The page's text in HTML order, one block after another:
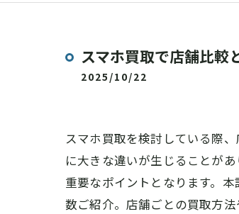
スマホ買取で店舗比較
2025/10/22
スマホ買取を検討している際
に大きな違いが生じることが
重要なポイントとなります。
数ご紹介。店舗ごとの買取方